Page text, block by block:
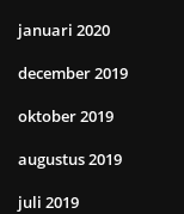
januari 2020
december 2019
oktober 2019
augustus 2019
juli 2019